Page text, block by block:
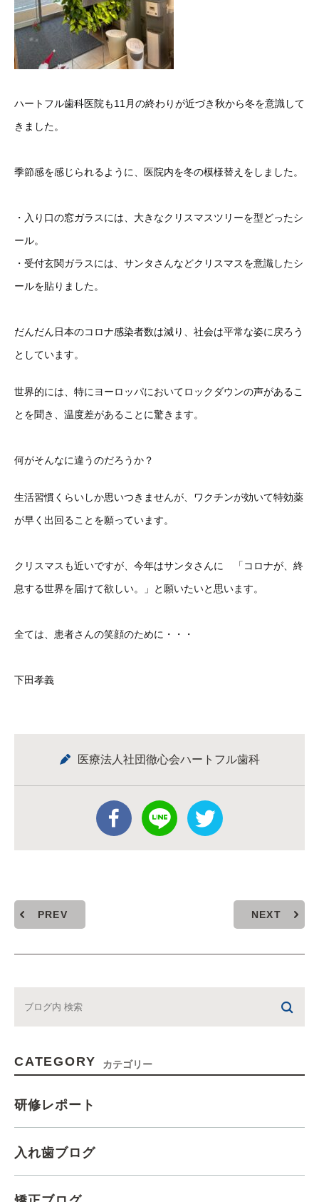
ハートフル歯科医院も11月の終わりが近づき秋から冬を意識して
きました。
季節感を感じられるように、医院内を冬の模様替えをしました。
・入り口の窓ガラスには、大きなクリスマスツリーを型どったシ
ール。
・受付玄関ガラスには、サンタさんなどクリスマスを意識したシ
ールを貼りました。
だんだん日本のコロナ感染者数は減り、社会は平常な姿に戻ろう
としています。
世界的には、特にヨーロッパにおいてロックダウンの声があるこ
とを聞き、温度差があることに驚きます。
何がそんなに違うのだろうか？
生活習慣くらいしか思いつきませんが、ワクチンが効いて特効薬
が早く出回ることを願っています。
クリスマスも近いですが、今年はサンタさんに 「コロナが、終
息する世界を届けて欲しい。」と願いたいと思います。
全ては、患者さんの笑顔のために・・・
下田孝義
医療法人社団徹心会ハートフル歯科
PREV NEXT
CATEGORY カテゴリー
研修レポート
入れ歯ブログ